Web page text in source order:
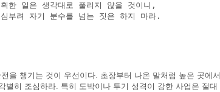
한 일은 생각대로 풀리지 않을 것이니,
부려 자기 분수를 넘는 짓은 하지 마라.
을 챙기는 것이 우선이다. 초장부터 나온 말처럼 높은 곳에
별히 조심하라. 특히 도박이나 투기 성격이 강한 사업은 절